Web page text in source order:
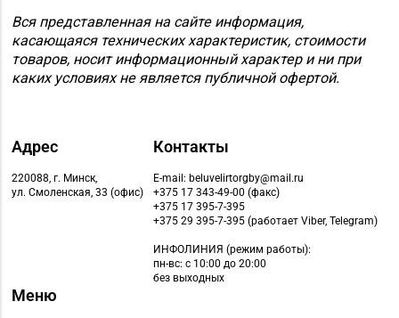
Вся представленная на сайте информация,
касающаяся технических характеристик, стоимости
товаров, носит информационный характер и ни при
каких условиях не является публичной офертой.
Адрес
220088, г. Минск,
ул. Смоленская, 33 (офис)
Контакты
E-mail: beluvelirtorgby@mail.ru
+375 17 343-49-00 (факс)
+375 17 395-7-395
+375 29 395-7-395 (работает Viber, Telegram)
ИНФОЛИНИЯ (режим работы):
пн-вс: с 10:00 до 20:00
без выходных
Меню